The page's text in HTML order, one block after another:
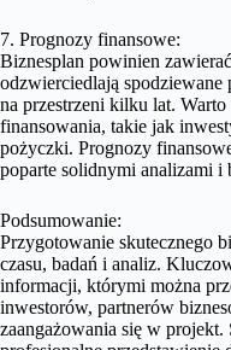
7. Prognozy finansowe:
Biznesplan powinien
odzwierciedlają
na przestrzeni kilku lat.
finansowania, takie jak
pożyczki. Prognozy
poparte solidnymi analizami i
Podsumowanie:
Przygotowanie skutecznego
czasu, badań i analiz.
informacji, którymi można
inwestorów, partnerów
zaangażowania się w projekt.